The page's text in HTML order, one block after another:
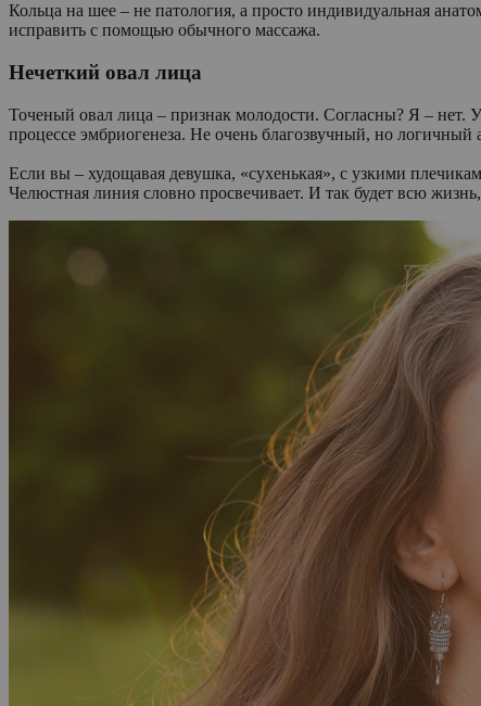
Кольца на шее – не патология, а просто индивидуальная
исправить с помощью обычного массажа.
Нечеткий овал лица
Точеный овал лица – признак молодости. Согласны? Я – нет.
процессе эмбриогенеза. Не очень благозвучный, но логичный
Если вы – худощавая девушка, «сухенькая», с узкими
Челюстная линия словно просвечивает. И так будет всю